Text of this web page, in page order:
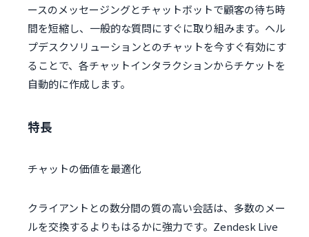
ースのメッセージングとチャットボットで顧客の待ち時
間を短縮し、一般的な質問にすぐに取り組みます。ヘル
プデスクソリューションとのチャットを今すぐ有効にす
ることで、各チャットインタラクションからチケットを
自動的に作成します。
特長
チャットの価値を最適化
クライアントとの数分間の質の高い会話は、多数のメー
ルを交換するよりもはるかに強力です。Zendesk Live